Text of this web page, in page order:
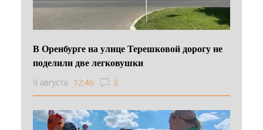
В Оренбурге на улице Терешковой дорогу не
поделили две легковушки
9 августа 12:46 3